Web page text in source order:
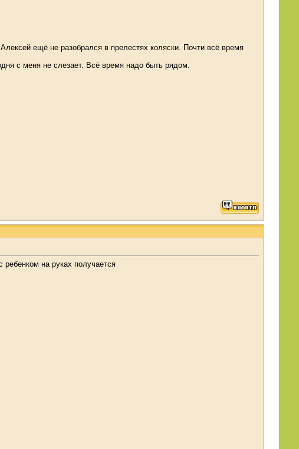
ещё не разобрался в прелестях коляски. Почти всё время
с меня не слезает. Всё время надо быть рядом.
на руках получается